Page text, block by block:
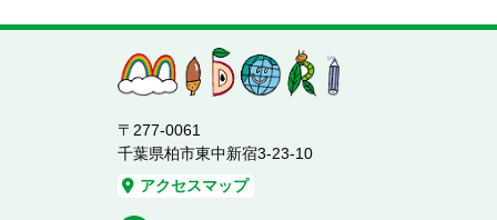
〒277-0061
千葉県柏市東中新宿3-23-10
アクセスマップ